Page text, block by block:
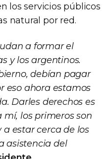
los servicios públicos
natural por red.
a formar el
y los argentinos.
debían pagar
eso ahora estamos
Darles derechos es
los primeros son
a estar cerca de los
asistencia del